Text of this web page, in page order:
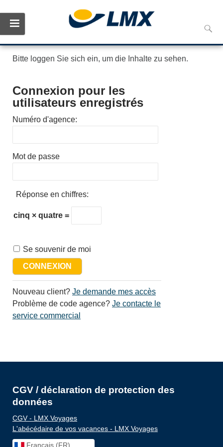
to
Bitte loggen Sie sich ein, um die Inhalte zu sehen.
Connexion pour les
utilisateurs enregistrés
Numéro d'agence:
Mot de passe
Réponse en chiffres:
cinq × quatre =
Se souvenir de moi
Nouveau client? Je demande mes accès
Problème de code agence? Je contacte le
service commercial
CGV / déclaration de protection des
données
CGV - LMX Voyages
L'abécédaire de vos vacances - LMX Voyages
Français (FR)